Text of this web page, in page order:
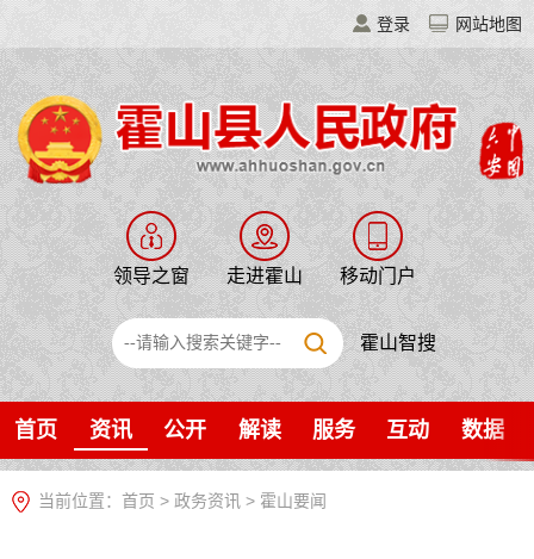
登录 网站地图
领导之窗 走进霍山 移动门户
霍山智搜
首页 资讯 公开 解读 服务 互动 数据
当前位置： 首页 > 政务资讯 > 霍山要闻